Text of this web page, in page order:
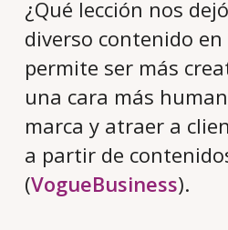
¿Qué lección nos
diverso contenido
permite ser más
una cara más
marca y atraer a
a partir de
(VogueBusiness).